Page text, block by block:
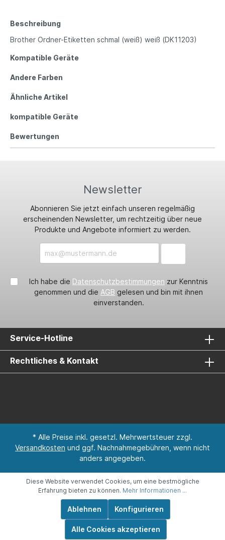
Beschreibung
Brother Ordner-Etiketten schmal (weiß) weiß (DK11203)
Kompatible Geräte
Andere Farben
Ähnliche Artikel
kompatible Geräte
Bewertungen
Newsletter
Abonnieren Sie jetzt einfach unseren regelmäßig
erscheinenden Newsletter, um rechtzeitig über neue
Produkte und Angebote informiert zu werden.
Ich habe die Datenschutzbestimmungen zur Kenntnis
genommen und die AGB gelesen und bin mit ihnen
einverstanden.
Service-Hotline
Rechtliches & Kontakt
* Alle Preise inkl. gesetzl. Mehrwertsteuer zzgl.
Versandkosten und ggf. Nachnahmegebühren, wenn nicht
anders angegeben.
Diese Website verwendet Cookies, um eine bestmögliche
Erfahrung bieten zu können. Mehr Informationen ...
Ablehnen Konfigurieren
Alle Cookies akzeptieren